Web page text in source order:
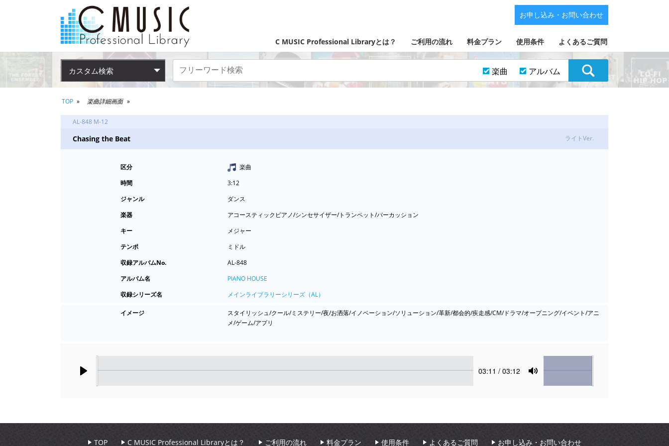
C MUSIC Professional Libraryとは？ ご利用の流れ 料金プラン 使用条件 よくあるご質問
お申し込み・お問い合わせ
カスタム検索 楽曲 アルバム
TOP 楽曲詳細画面
AL-848 M-12
Chasing the Beat ライトVer.
区分
楽曲
時間
3:12
ジャンル
ダンス
楽器
アコースティックピアノ/シンセサイザー/トランペット/パーカッション
キー
メジャー
テンポ
ミドル
収録アルバムNo.
AL-848
アルバム名
PIANO HOUSE
収録シリーズ名
メインライブラリーシリーズ（AL）
イメージ
スタイリッシュ/クール/ミステリー/夜/お洒落/イノベーション/ソリューション/革新/都会的/疾走感/CM/ドラマ/オープニング/イベント/アニ
メ/ゲーム/アプリ
Current
03:11 / 03:12
Mute
Volume
TOP C MUSIC Professional Libraryとは？ ご利用の流れ 料金プラン 使用条件 よくあるご質問 お申し込み・お問い合わせ